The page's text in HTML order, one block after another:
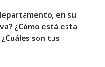
en su
¿Cómo está esta
son tus